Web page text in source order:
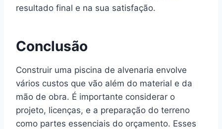
resultado final e na sua satisfação.
Conclusão
Construir uma piscina de alvenaria envolve
vários custos que vão além do material e da
mão de obra. É importante considerar o
projeto, licenças, e a preparação do terreno
como partes essenciais do orçamento. Esses